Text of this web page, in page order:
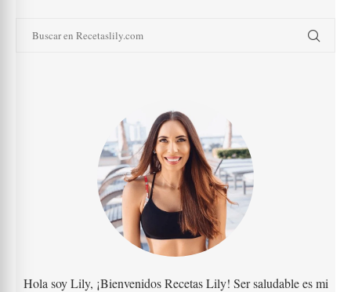
Hola soy Lily, ¡Bienvenidos Recetas Lily! Ser saludable es mi